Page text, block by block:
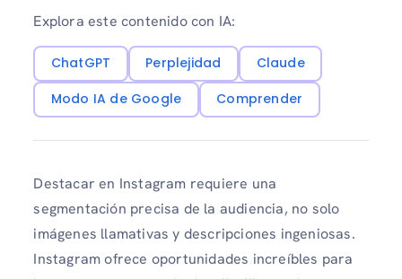
Explora este contenido con IA:
ChatGPT Perplejidad
Claude
Modo IA de Google
Comprender
Destacar en Instagram requiere una
segmentación precisa de la audiencia, no solo
imágenes llamativas y descripciones ingeniosas.
Instagram ofrece oportunidades increíbles para